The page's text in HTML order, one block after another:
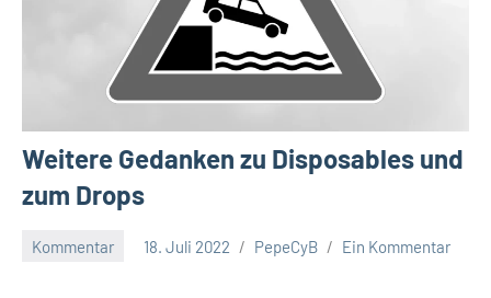
Weitere Gedanken zu Disposables und
zum Drops
Kommentar 18. Juli 2022 PepeCyB Ein Kommentar